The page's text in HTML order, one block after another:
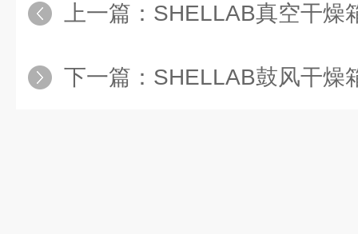
上一篇： SHELLAB真空干燥箱
下一篇： SHELLAB鼓风干燥箱